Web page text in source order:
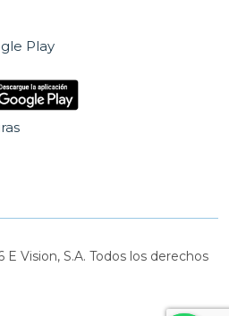
Play
Vision, S.A. Todos los derechos